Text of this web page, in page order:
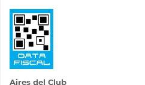
Aires del Club